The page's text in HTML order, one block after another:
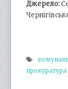
Джерело:
прокуратура